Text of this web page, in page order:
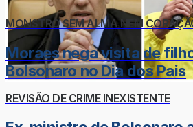
MONSTRO SEM ALMA NEM
Moraes nega visita de
Bolsonaro no Dia dos Pais
REVISÃO DE CRIME INEXISTENTE